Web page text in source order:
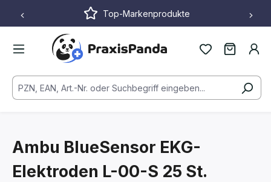
Zum Hauptinhalt springenTop-Markenprodukte
Ambu BlueSensor EKG-
Elektroden L-00-S 25 St.